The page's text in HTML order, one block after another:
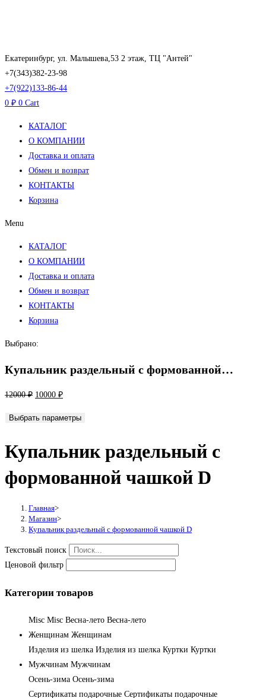
Екатеринбург, ул. Малышева,53 2 этаж, ТЦ "Антей"
+7(343)382-23-98
+7(922)133-86-44
0 ₽ 0 Cart
КАТАЛОГ
О КОМПАНИИ
Доставка и оплата
Обмен и возврат
КОНТАКТЫ
Корзина
Menu
КАТАЛОГ
О КОМПАНИИ
Доставка и оплата
Обмен и возврат
КОНТАКТЫ
Корзина
Выбрано:
Купальник раздельный с формованной…
12000₽ Первоначальная
составляла
10000 ₽Текущая
10000 ₽.
Выбрать параметры
Купальник раздельный с
формованной чашкой D
Главная>
Магазин>
Купальник раздельный с формованной чашкой D
Текстовый поиск
Ценовой фильтр
Категории товаров
Misc Misc Весна-лето Весна-лето
Женщинам Женщинам
Изделия из шелка Изделия из шелка Куртки Куртки
Мужчинам Мужчинам
Осень-зима Осень-зима
Сертификаты подарочные Сертификаты подарочные